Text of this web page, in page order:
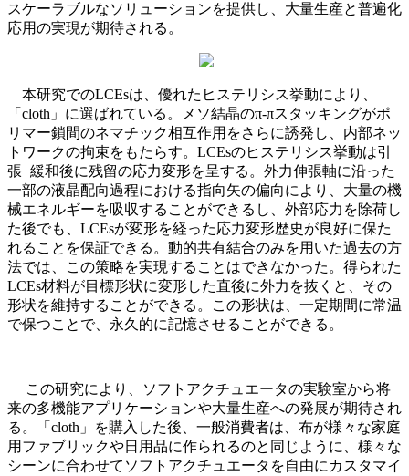
スケーラブルなソリューションを提供し、大量生産と普遍化
応用の実現が期待される。
本研究でのLCEsは、優れたヒステリシス挙動により、
「cloth」に選ばれている。メソ結晶のπ-πスタッキングがポ
リマー鎖間のネマチック相互作用をさらに誘発し、内部ネッ
トワークの拘束をもたらす。LCEsのヒステリシス挙動は引
張−緩和後に残留の応力変形を呈する。外力伸張軸に沿った
一部の液晶配向過程における指向矢の偏向により、大量の機
械エネルギーを吸収することができるし、外部応力を除荷し
た後でも、LCEsが変形を経った応力変形歴史が良好に保た
れることを保証できる。動的共有結合のみを用いた過去の方
法では、この策略を実現することはできなかった。得られた
LCEs材料が目標形状に変形した直後に外力を抜くと、その
形状を維持することができる。この形状は、一定期間に常温
で保つことで、永久的に記憶させることができる。
この研究により、ソフトアクチュエータの実験室から将
来の多機能アプリケーションや大量生産への発展が期待され
る。「cloth」を購入した後、一般消費者は、布が様々な家庭
用ファブリックや日用品に作られるのと同じように、様々な
シーンに合わせてソフトアクチュエータを自由にカスタマイ